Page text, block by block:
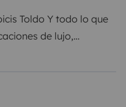
que
de lujo,
edad mínima
de reservar, fianza y